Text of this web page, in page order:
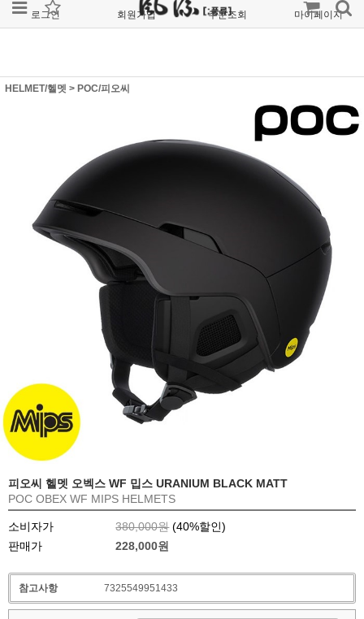
로그인 회원가입 주문조회 마이페이지
HELMET/헬멧 > POC/피오씨
피오씨 헬멧 오벡스 WF 밉스 URANIUM BLACK MATT
POC OBEX WF MIPS HELMETS
소비자가 380,000원 (40%할인)
판매가
228,000원
참고사항 7325549951433